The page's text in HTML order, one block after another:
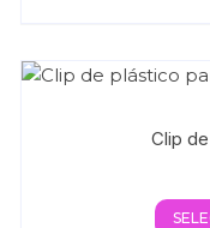
Clip